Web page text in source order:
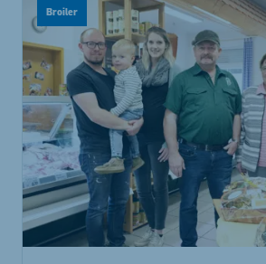
Broiler